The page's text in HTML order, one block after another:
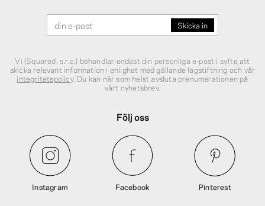
Vi (Squared, s.r.o.) behandlar endast din personliga e‑post i syfte att
skicka relevant information i enlighet med gällande lagstiftning och vår
integritetspolicy. Du kan när som helst avsluta prenumerationen på
vårt nyhetsbrev.
Följ oss
Instagram Facebook Pinterest